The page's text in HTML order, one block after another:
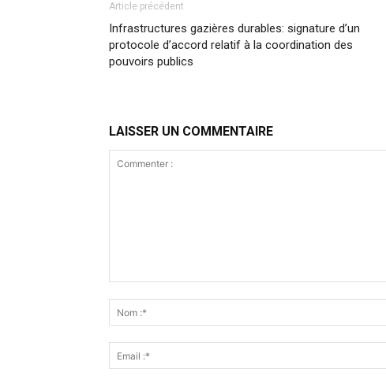
Article précédent
Infrastructures gazières durables: signature d’un
protocole d’accord relatif à la coordination des
pouvoirs publics
LAISSER UN COMMENTAIRE